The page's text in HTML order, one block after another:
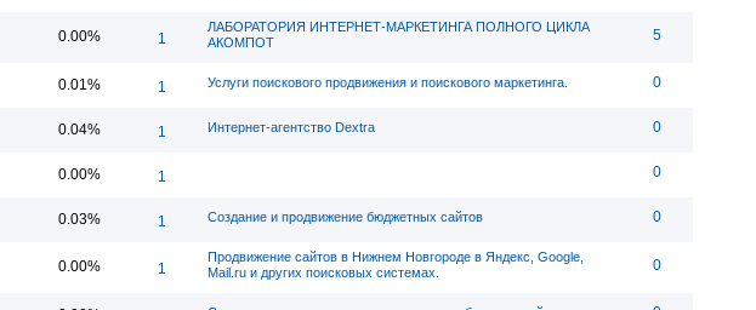
0.00% 1
ЛАБОРАТОРИЯ ИНТЕРНЕТ-МАРКЕТИНГА ПОЛНОГО ЦИКЛА
АКОМПОТ
5
0.01% 1 Услуги поискового продвижения и поискового маркетинга. 0
0.04% 1 Интернет-агентство Dextra 0
0.00% 1 0
0.03% 1 Создание и продвижение бюджетных сайтов 0
0.00% 1
Продвижение сайтов в Нижнем Новгороде в Яндекс, Google,
Mail.ru и других поисковых системах.
0